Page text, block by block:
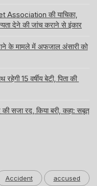
Association की याचिका,
देने की जांच कराने से इंकार
के मामले में अफजाल अंसारी को
15 वर्षीय बेटी, पिता की
सजा रद, किया बरी, कहा: सबूत
Accident accused